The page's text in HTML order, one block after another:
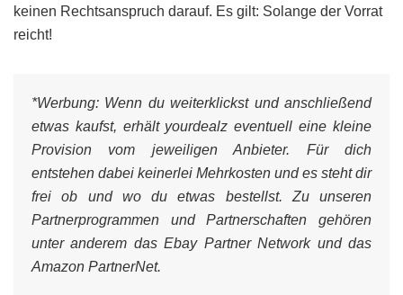
keinen Rechtsanspruch darauf. Es gilt: Solange der Vorrat
reicht!
*Werbung: Wenn du weiterklickst und anschließend
etwas kaufst, erhält yourdealz eventuell eine kleine
Provision vom jeweiligen Anbieter. Für dich
entstehen dabei keinerlei Mehrkosten und es steht dir
frei ob und wo du etwas bestellst. Zu unseren
Partnerprogrammen und Partnerschaften gehören
unter anderem das Ebay Partner Network und das
Amazon PartnerNet.